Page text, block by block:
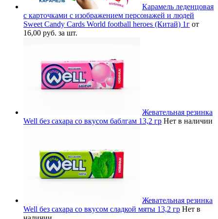
Карамель леденцовая
с карточками с изображением персонажей и людей
Sweet Candy Cards World football heroes (Китай) 1г от
16,00 руб. за шт.
Жевательная резинка
Well без сахара со вкусом баблгам 13,2 гр Нет в наличии
Жевательная резинка
Well без сахара со вкусом сладкой мяты 13,2 гр Нет в